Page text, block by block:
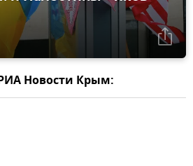
Новости Крым: